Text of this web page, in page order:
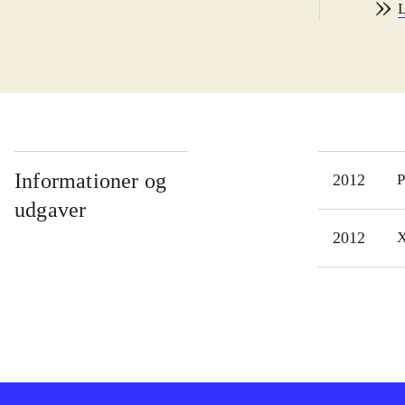
Informationer og
udgaver
2012
2012